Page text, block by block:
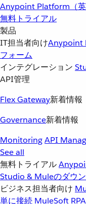
Anypoint Platform（英
無料トライアル
製品
IT担当者向けAnypoint
フォーム
インテグレーション
API管理
Flex Gateway新着情報
Governance新着情報
MonitoringAPI
See all
無料トライアル
Studio & Muleのダウ
ビジネス担当者向け
単に接続 MuleSoft RPA